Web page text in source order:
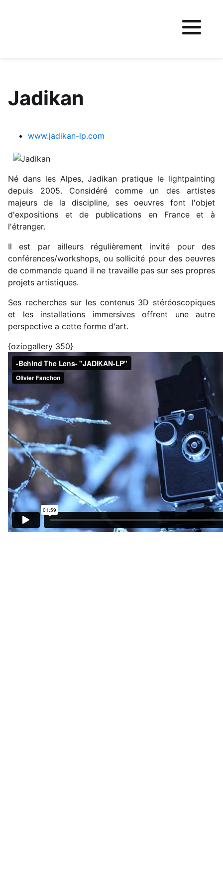
Jadikan
www.jadikan-lp.com
Né dans les Alpes, Jadikan pratique le lightpainting
depuis 2005. Considéré comme un des artistes
majeurs de la discipline, ses oeuvres font l'objet
d'expositions et de publications en France et à
l'étranger.
Il est par ailleurs régulièrement invité pour des
conférences/workshops, ou sollicité pour des oeuvres
de commande quand il ne travaille pas sur ses propres
projets artistiques.
Ses recherches sur les contenus 3D stéréoscopiques
et les installations immersives offrent une autre
perspective a cette forme d'art.
{oziogallery 350}